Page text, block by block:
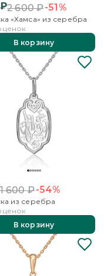
2 600₽-51%
«Хамса» из серебра
В корзину
1 600₽-54%
из серебра
В корзину